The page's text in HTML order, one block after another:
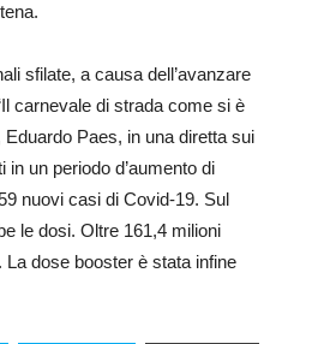
sfilate, a causa dell’avanzare
carnevale di strada come si è
Paes, in una diretta sui
un periodo d’aumento di
nuovi casi di Covid-19. Sul
le dosi. Oltre 161,4 milioni
dose booster è stata infine